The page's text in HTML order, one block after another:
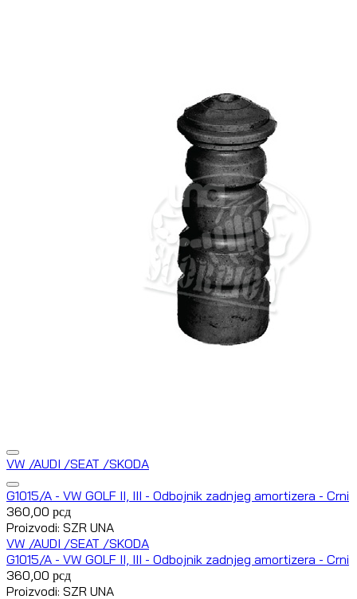
VW /AUDI /SEAT /SKODA
G1015/A - VW GOLF II, III - Odbojnik zadnjeg amortizera - Crni
360,00 рсд
Proizvodi: SZR UNA
VW /AUDI /SEAT /SKODA
G1015/A - VW GOLF II, III - Odbojnik zadnjeg amortizera - Crni
360,00 рсд
Proizvodi: SZR UNA